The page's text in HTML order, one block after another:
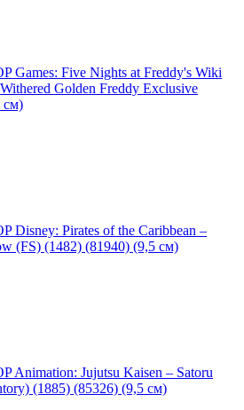
Games: Five Nights at Freddy's Wiki
Golden Freddy Exclusive
см)
Disney: Pirates of the Caribbean –
(FS) (1482) (81940) (9,5 см)
Animation: Jujutsu Kaisen – Satoru
(1885) (85326) (9,5 см)